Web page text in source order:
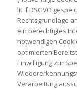
lit. f DSGVO
Rechtsgrundlage
ein berechtigtes
notwendigen
optimierten
Einwilligung zur
Verarbeitung